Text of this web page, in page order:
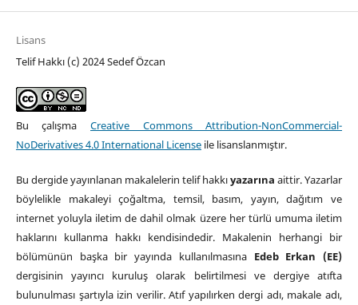
Lisans
Telif Hakkı (c) 2024 Sedef Özcan
Bu çalışma Creative Commons Attribution-NonCommercial-
NoDerivatives 4.0 International Licenseile lisanslanmıştır.
Bu dergide yayınlanan makalelerin telif hakkıyazarına aittir. Yazarlar
böylelikle makaleyi çoğaltma, temsil, basım, yayın, dağıtım ve
internet yoluyla iletim de dahil olmak üzere her türlü umuma iletim
haklarını kullanma hakkı kendisindedir. Makalenin herhangi bir
bölümünün başka bir yayında kullanılmasına Edeb Erkan (EE)
dergisinin yayıncı kuruluş olarak belirtilmesi ve dergiye atıfta
bulunulması şartıyla izin verilir. Atıf yapılırken dergi adı, makale adı,